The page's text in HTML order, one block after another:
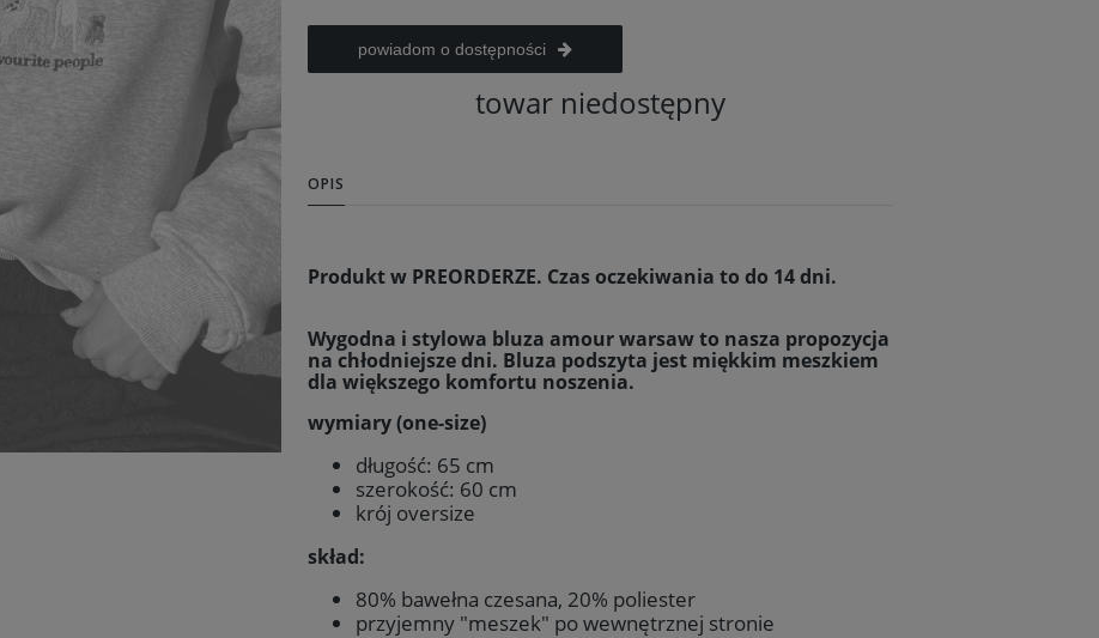
powiadom o dostępności
towar niedostępny
OPIS
Produkt w PREORDERZE. Czas oczekiwania to do 14 dni.
Wygodna i stylowa bluza amour warsaw to nasza propozycja
na chłodniejsze dni. Bluza podszyta jest miękkim meszkiem
dla większego komfortu noszenia.
wymiary (one-size)
długość: 65 cm
szerokość: 60 cm
krój oversize
skład:
80% bawełna czesana, 20% poliester
przyjemny "meszek" po wewnętrznej stronie